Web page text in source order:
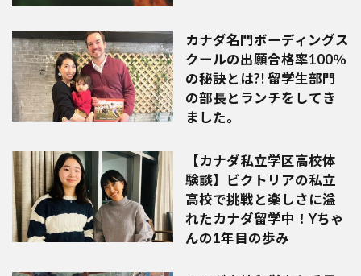
カナダ名門ボーディングス
クールの出願合格率100％
の秘訣とは?! 留学生部門
の部長とランチをしてき
ました。
【カナダ私立学区高校体
験談】ビクトリアの私立
高校で挑戦と楽しさに溢
れたカナダ留学中！Yちゃ
んの1年目の歩み